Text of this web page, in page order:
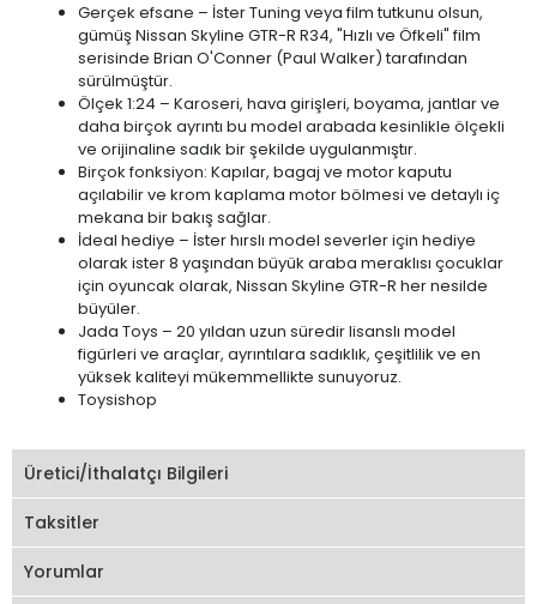
Gerçek efsane – İster Tuning veya film tutkunu olsun,
gümüş Nissan Skyline GTR-R R34, "Hızlı ve Öfkeli" film
serisinde Brian O'Conner (Paul Walker) tarafından
sürülmüştür.
Ölçek 1:24 – Karoseri, hava girişleri, boyama, jantlar ve
daha birçok ayrıntı bu model arabada kesinlikle ölçekli
ve orijinaline sadık bir şekilde uygulanmıştır.
Birçok fonksiyon: Kapılar, bagaj ve motor kaputu
açılabilir ve krom kaplama motor bölmesi ve detaylı iç
mekana bir bakış sağlar.
İdeal hediye – İster hırslı model severler için hediye
olarak ister 8 yaşından büyük araba meraklısı çocuklar
için oyuncak olarak, Nissan Skyline GTR-R her nesilde
büyüler.
Jada Toys – 20 yıldan uzun süredir lisanslı model
figürleri ve araçlar, ayrıntılara sadıklık, çeşitlilik ve en
yüksek kaliteyi mükemmellikte sunuyoruz.
Toysishop
Üretici/İthalatçı Bilgileri
Taksitler
Yorumlar